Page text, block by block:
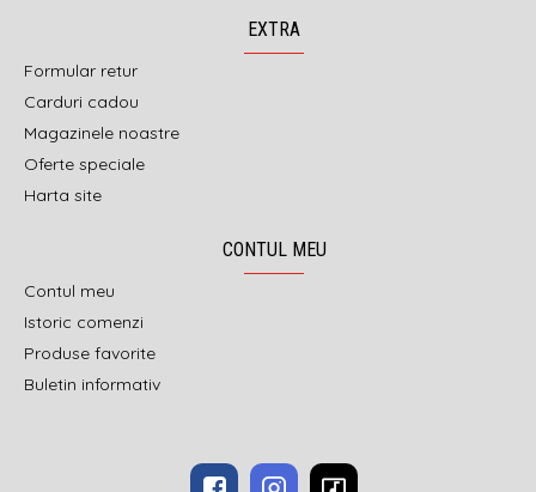
EXTRA
Formular retur
Carduri cadou
Magazinele noastre
Oferte speciale
Harta site
CONTUL MEU
Contul meu
Istoric comenzi
Produse favorite
Buletin informativ